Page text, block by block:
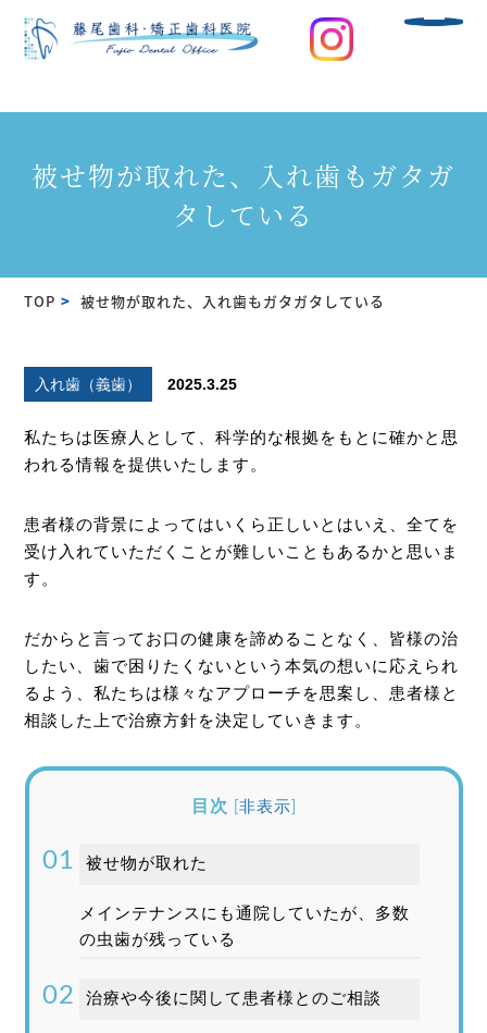
被せ物が取れた、入れ歯もガタガ
タしている
TOP 被せ物が取れた、入れ歯もガタガタしている
入れ歯（義歯） 2025.3.25
私たちは医療人として、科学的な根拠をもとに確かと思
われる情報を提供いたします。
患者様の背景によってはいくら正しいとはいえ、全てを
受け入れていただくことが難しいこともあるかと思いま
す。
だからと言ってお口の健康を諦めることなく、皆様の治
したい、歯で困りたくないという本気の想いに応えられ
るよう、私たちは様々なアプローチを思案し、患者様と
相談した上で治療方針を決定していきます。
目次 非表示
被せ物が取れた
メインテナンスにも通院していたが、多数
の虫歯が残っている
治療や今後に関して患者様とのご相談